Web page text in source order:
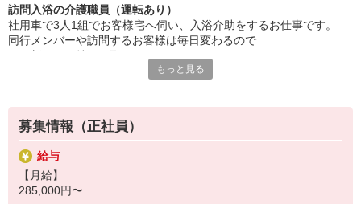
・アルバイト、パートから正社員を目指す方もぜひ！
・3人1組で動くため、安心のフォローし合える体制！
・夜勤なし、日勤のみ、希望休制度あり！
・「お風呂」の介助に限定した仕事内容で始めやすい！
・20代〜30代のスタッフ活躍中！
訪問入浴の介護職員（運転あり）
社用車で3人1組でお客様宅へ伺い、入浴介助をするお仕事です。
同行メンバーや訪問するお客様は毎日変わるので
・お客様の浴槽への移動のサポート
・スタッフ3人での入浴介助
・機材の洗浄・搬出
＜スタッフの負担軽減を第一に考えています！＞
・浴槽設備の軽量化やマルチ担架シートでスタッフの身体的負担の
もっと見る
募集情報（正社員）
給与
【月給】
285,000円〜